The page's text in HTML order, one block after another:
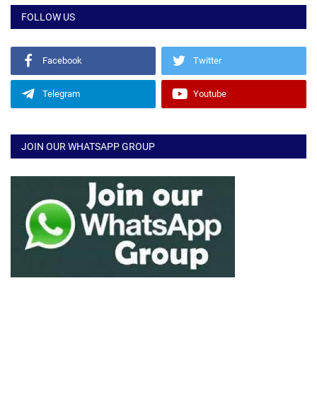
FOLLOW US
Facebook Twitter
Telegram Youtube
JOIN OUR WHATSAPP GROUP